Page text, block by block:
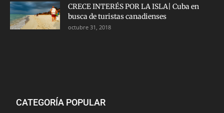
CRECE INTERÉS POR LA ISLA| Cuba en
busca de turistas canadienses
octubre 31, 2018
CATEGORÍA POPULAR